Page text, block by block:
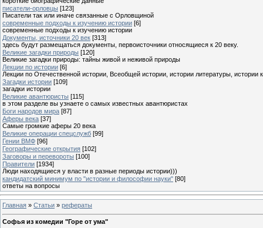
писатели-орловцы [123]
Писатели так или иначе связанные с Орловщиной
современные подходы к изучению истории [6]
современные подходы к изучению истории
Документы, источники 20 век [313]
здесь будут размещаться документы, первоисточники относящиеся к 20 веку.
Великие загадки природы [120]
Великие загадки природы: тайны живой и неживой природы
Лекции по истории [6]
Лекции по Отечественной истории, Всеобщей истории, истории литературы, истории
Загадки истории [109]
загадки истории
Великие авантюристы [115]
в этом разделе вы узнаете о самых известных авантюристах
Боги народов мира [87]
Аферы века [37]
Самые громкие аферы 20 века
Великие операции спецслужб [99]
Гении ВМФ [96]
Географические открытия [102]
Заговоры и перевороты [100]
Правители [1934]
Люди находящиеся у власти в разные периоды истории)))
кандидатский минимум по "истории и философии науки" [80]
ответы на вопросы
Главная » Статьи » рефераты
Софья из комедии "Горе от ума"